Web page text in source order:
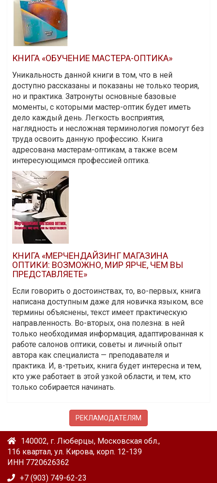
КНИГА «ОБУЧЕНИЕ МАСТЕРА-ОПТИКА»
Уникальность данной книги в том, что в ней
доступно рассказаны и показаны не только теория,
но и практика. Затронуты основные базовые
моменты, с которыми мастер-оптик будет иметь
дело каждый день. Легкость восприятия,
наглядность и несложная терминология помогут без
труда освоить данную профессию. Книга
адресована мастерам-оптикам, а также всем
интересующимся профессией оптика.
КНИГА «МЕРЧЕНДАЙЗИНГ МАГАЗИНА
ОПТИКИ: ВОЗМОЖНО, МИР ЯРЧЕ, ЧЕМ ВЫ
ПРЕДСТАВЛЯЕТЕ»
Если говорить о достоинствах, то, во-первых, книга
написана доступным даже для новичка языком, все
термины объяснены, текст имеет практическую
направленность. Во-вторых, она полезна: в ней
только необходимая информация, адаптированная к
работе салонов оптики, советы и личный опыт
автора как специалиста — преподавателя и
практика. И, в-третьих, книга будет интересна и тем,
кто уже работает в этой узкой области, и тем, кто
только собирается начинать.
РЕКЛАМОДАТЕЛЯМ
140002, г. Люберцы, Московская обл.,
116 квартал, ул. Кирова, корп. 12-139
ИНН 7720626362
+7 (903) 749-62-23